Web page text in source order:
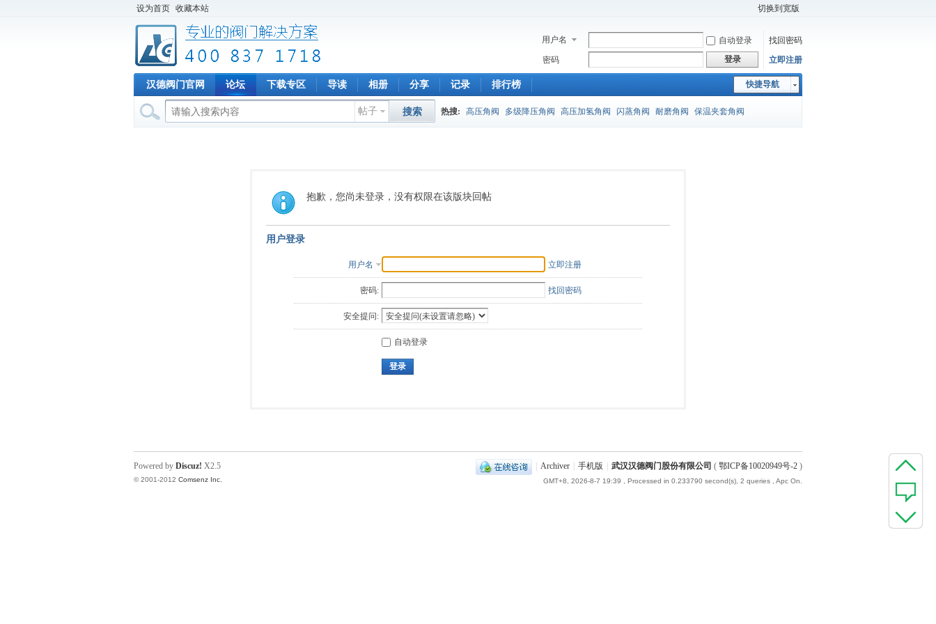
设为首页 收藏本站 切换到宽版
用户名 自动登录
找回密码
密码
登录 立即注册
快捷导航
汉德阀门官网 论坛 下载专区 导读 相册 分享 记录 排行榜
帖子 搜索 热搜: 高压角阀 多级降压角阀 高压加氢角阀 闪蒸角阀 耐磨角阀 保温夹套角阀
抱歉，您尚未登录，没有权限在该版块回帖
用户登录
用户名 立即注册
密码: 找回密码
安全提问:
自动登录
登录
Archiver 手机版 武汉汉德阀门股份有限公司 ( 鄂ICP备10020949号-2 )
GMT+8, 2026-8-7 19:39 , Processed in 0.233790 second(s), 2 queries , Apc On.
Powered by Discuz! X2.5
© 2001-2012 Comsenz Inc.